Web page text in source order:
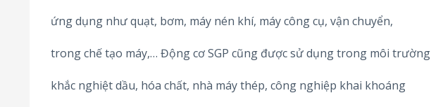
ứng dụng như quạt, bơm, máy nén khí, máy công cụ, vận chuyển,
trong chế tạo máy,… Động cơ SGP cũng được sử dụng trong môi trường
khắc nghiệt dầu, hóa chất, nhà máy thép, công nghiệp khai khoáng